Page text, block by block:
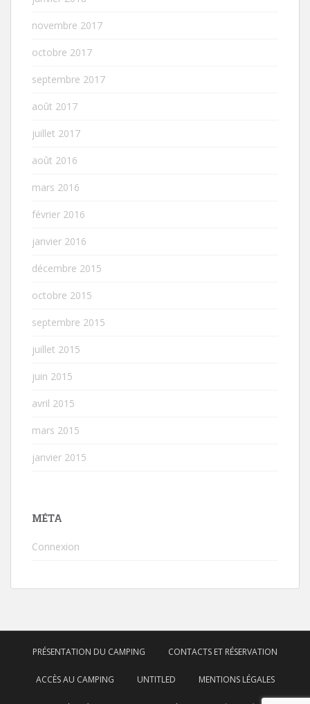
novembre 2017
octobre 2017
septembre 2017
août 2017
juillet 2017
août 2016
mars 2016
février 2016
janvier 2016
décembre 2015
octobre 2015
septembre 2015
juillet 2015
juin 2015
avril 2015
mars 2015
janvier 2015
MÉTA
Connexion
PRÉSENTATION DU CAMPING CONTACTS ET RÉSERVATION
ACCÈS AU CAMPING UNTITLED MENTIONS LÉGALES